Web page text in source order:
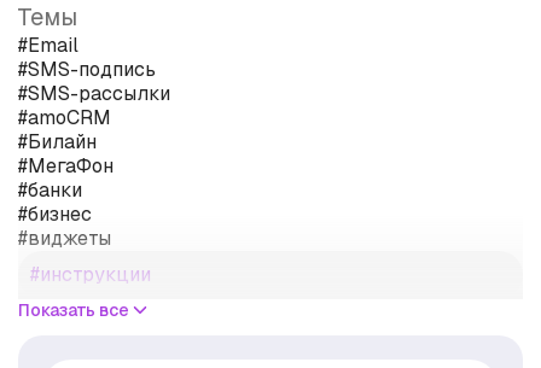
Темы
#Email
#SMS-подпись
#SMS-рассылки
#amoCRM
#Билайн
#МегаФон
#банки
#бизнес
#виджеты
#инструкции
#интеграция
Показать все